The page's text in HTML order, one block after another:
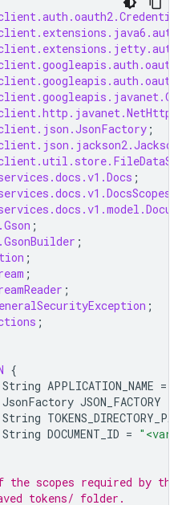
;
;
;
;
;
;
;
;
;
{
String APPLICATION_NAME =
JsonFactory JSON_FACTORY
String
String DOCUMENT_ID =
the scopes required by
tokens/ folder.